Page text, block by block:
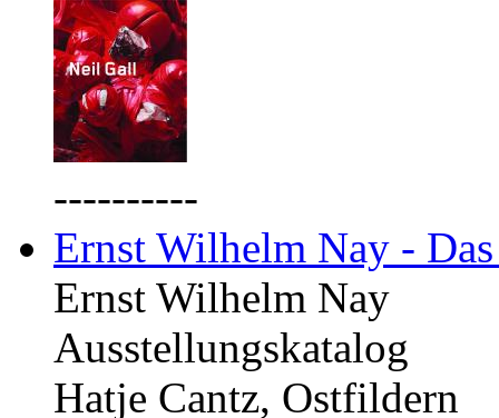
----------
Ernst Wilhelm Nay -
Ernst Wilhelm Nay
Ausstellungskatalog
Hatje Cantz, Ostfildern